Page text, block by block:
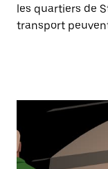
les quartiers de
transport